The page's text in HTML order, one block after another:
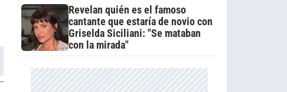
Revelan quién es el famoso
cantante que estaría de novio con
Griselda Siciliani: "Se mataban
con la mirada"